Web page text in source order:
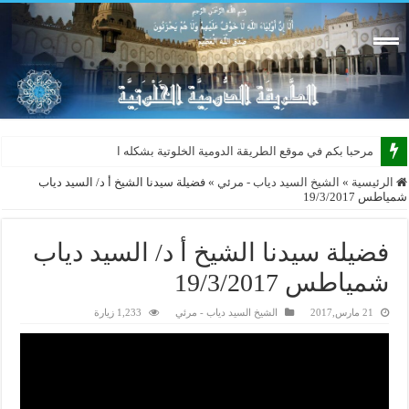
مرحبا بكم في موقع الطريقة الدومية الخلوتية بشكله الجديد 2
الرئيسية » الشيخ السيد دياب - مرئي » فضيلة سيدنا الشيخ أ د/ السيد دياب
شمياطس 19/3/2017
فضيلة سيدنا الشيخ أ د/ السيد دياب
شمياطس 19/3/2017
21 مارس,2017 الشيخ السيد دياب - مرئي 1,233 زيارة